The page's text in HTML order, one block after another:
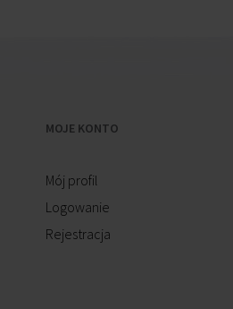
MOJE KONTO
Mój profil
Logowanie
Rejestracja